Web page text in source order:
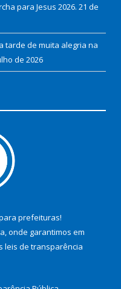
para Jesus 2026. 21 de
tarde de muita alegria na
de 2026
prefeituras!
onde garantimos em
leis de transparência